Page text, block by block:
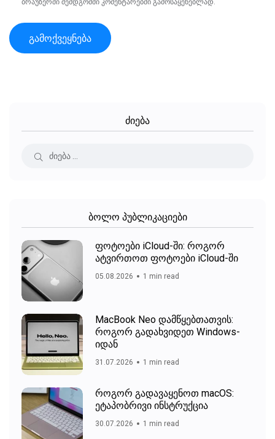
ბრაუზერში შემდგომში კომენტარებში გამოსაყენებლად.
ძიება
ბოლო პუბლიკაციები
ფოტოები iCloud-ში: როგორ
ატვირთოთ ფოტოები iCloud-ში
05.08.2026 1 min read
MacBook Neo დამწყებთათვის:
როგორ გადახვიდეთ Windows-
იდან
31.07.2026 1 min read
როგორ გადავაყენოთ macOS:
ეტაპობრივი ინსტრუქცია
30.07.2026 1 min read